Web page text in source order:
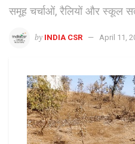
समूह चर्चाओं, रैलियों और स्कूल
by INDIA CSR April 11,